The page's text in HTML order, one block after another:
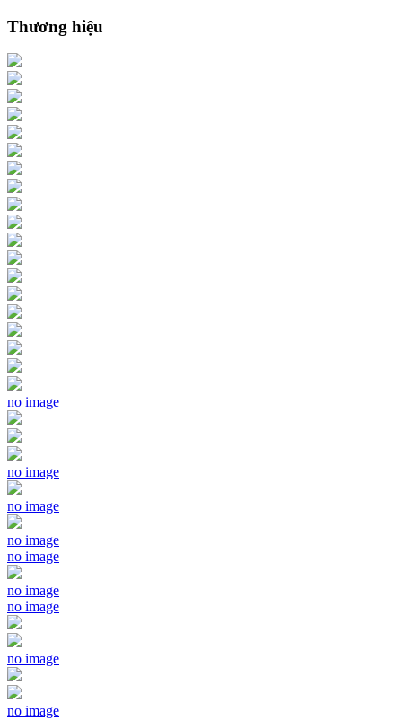
Thương hiệu
no image
no image
no image
no image
no image
no image
no image
no image
no image